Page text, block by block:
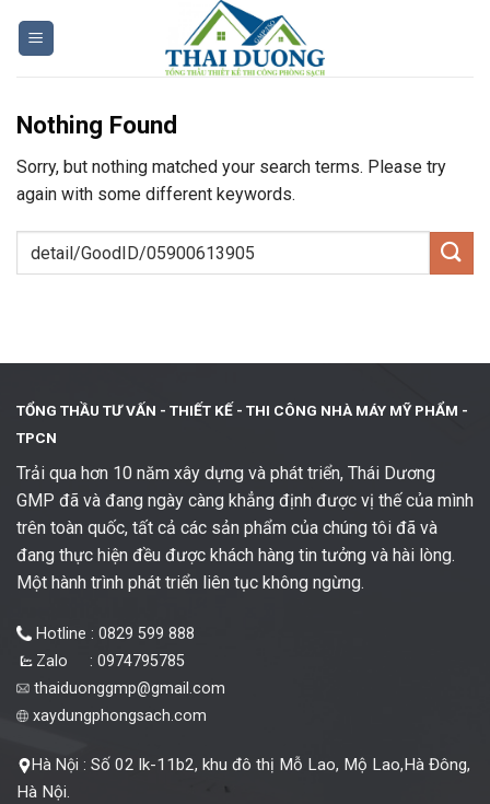
Nothing Found
Sorry, but nothing matched your search terms. Please try
again with some different keywords.
TỔNG THẦU TƯ VẤN - THIẾT KẾ - THI CÔNG NHÀ MÁY MỸ PHẨM -
TPCN
Trải qua hơn 10 năm xây dựng và phát triển, Thái Dương
GMP đã và đang ngày càng khẳng định được vị thế của mình
trên toàn quốc, tất cả các sản phẩm của chúng tôi đã và
đang thực hiện đều được khách hàng tin tưởng và hài lòng.
Một hành trình phát triển liên tục không ngừng.
Hotline : 0829 599 888
Zalo : 0974795785
thaiduonggmp@gmail.com
xaydungphongsach.com
Hà Nội : Số 02 lk-11b2, khu đô thị Mỗ Lao, Mộ Lao,Hà Đông,
Hà Nội.